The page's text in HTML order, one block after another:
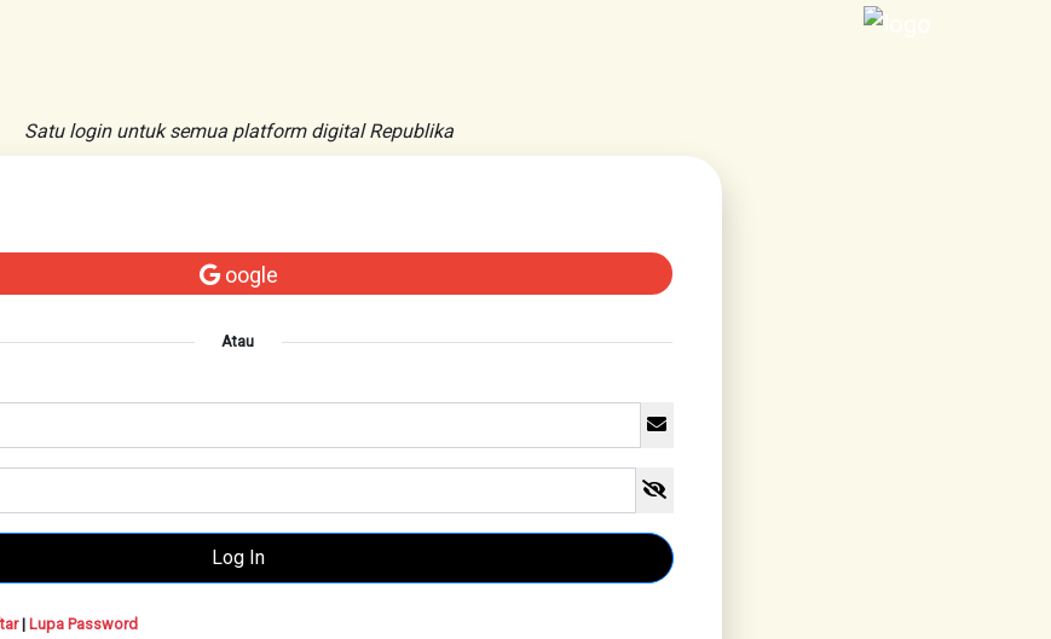
Satu login untuk semua platform digital Republika
oogle
Atau
| Lupa Password